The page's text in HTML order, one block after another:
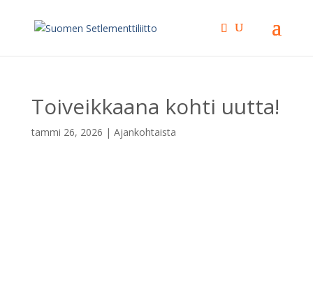
Toiveikkaana kohti uutta!
tammi 26, 2026 | Ajankohtaista